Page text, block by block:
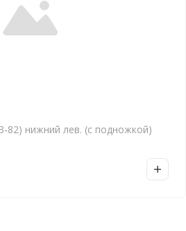
82) нижний лев. (с подножкой)